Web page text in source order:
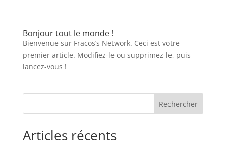
Bonjour tout le monde !
Bienvenue sur Fracos’s Network. Ceci est votre
premier article. Modifiez-le ou supprimez-le, puis
lancez-vous !
Rechercher
Articles récents